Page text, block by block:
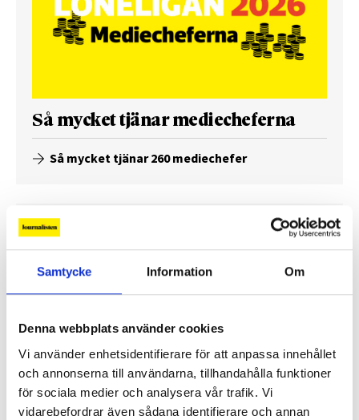
Samtycke Information Om
Denna webbplats använder cookies
Vi använder enhetsidentifierare för att anpassa innehållet
och annonserna till användarna, tillhandahålla funktioner
för sociala medier och analysera vår trafik. Vi
vidarebefordrar även sådana identifierare och annan
Så mycket tjänar mediecheferna
Så mycket tjänar 260 mediechefer
Enorma skillnader mellan